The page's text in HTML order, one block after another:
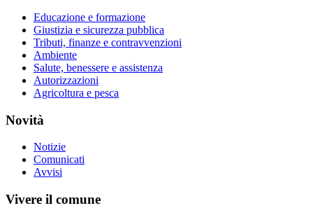
Educazione e formazione
Giustizia e sicurezza pubblica
Tributi, finanze e contravvenzioni
Ambiente
Salute, benessere e assistenza
Autorizzazioni
Agricoltura e pesca
Novità
Notizie
Comunicati
Avvisi
Vivere il comune